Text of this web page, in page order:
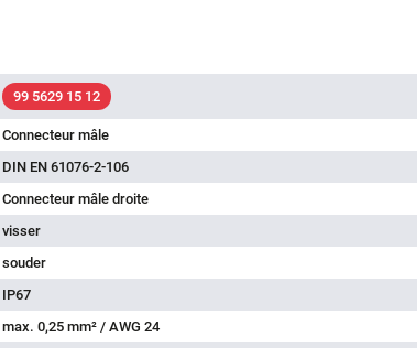
99 5629 15 12
Connecteur mâle
DIN EN 61076-2-106
Connecteur mâle droite
visser
souder
IP67
max. 0,25 mm² / AWG 24